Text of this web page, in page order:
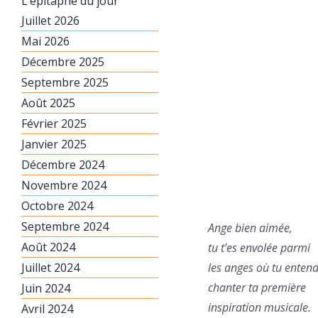
Ange bien aimée,
tu t’es envolée parmi
les anges où tu
chanter ta première
inspiration musicale.
Juillet 2026
Mai 2026
Décembre 2025
Septembre 2025
Août 2025
Février 2025
Janvier 2025
Décembre 2024
Novembre 2024
Octobre 2024
Septembre 2024
Août 2024
Juillet 2024
Juin 2024
Avril 2024